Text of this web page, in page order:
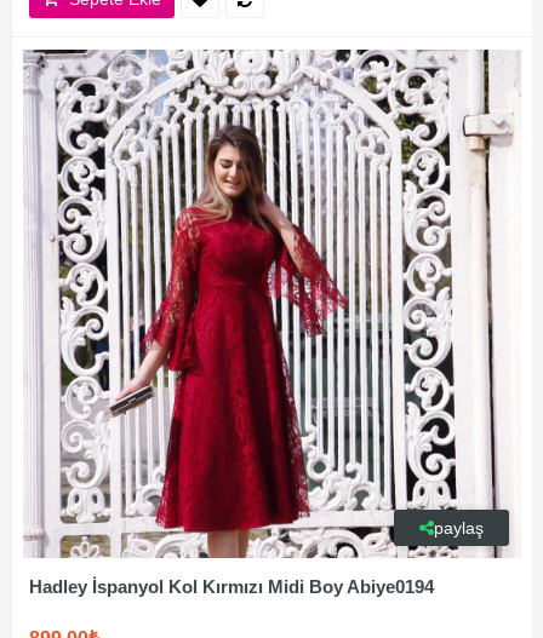
paylaş
Hadley İspanyol Kol Kırmızı Midi Boy Abiye0194